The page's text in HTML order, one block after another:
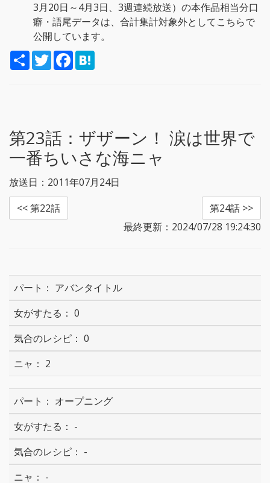
3月20日～4月3日、3週連続放送）の本作品相当分口
癖・語尾データは、合計集計対象外としてこちらで
公開しています。
S
h
T
w
F
a
第23話： ザザーン！ 涙は世界で
一番ちいさな海ニャ
放送日：2011年07月24日
<< 第22話
第24話 >>
最終更新：2024/07/28 19:24:30
アバンタイトル
0
0
2
オープニング
-
-
-